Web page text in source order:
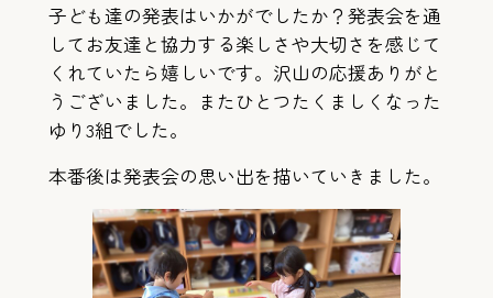
子ども達の発表はいかがでしたか？発表会を通
してお友達と協力する楽しさや大切さを感じて
くれていたら嬉しいです。沢山の応援ありがと
うございました。またひとつたくましくなった
ゆり3組でした。
本番後は発表会の思い出を描いていきました。